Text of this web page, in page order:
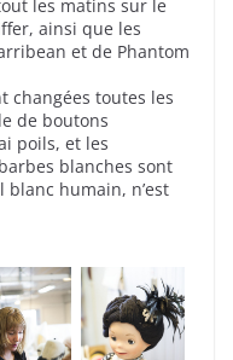
les matins sur le
ainsi que les
et de Phantom
changées toutes les
de boutons
poils, et les
blanches sont
blanc humain, n’est